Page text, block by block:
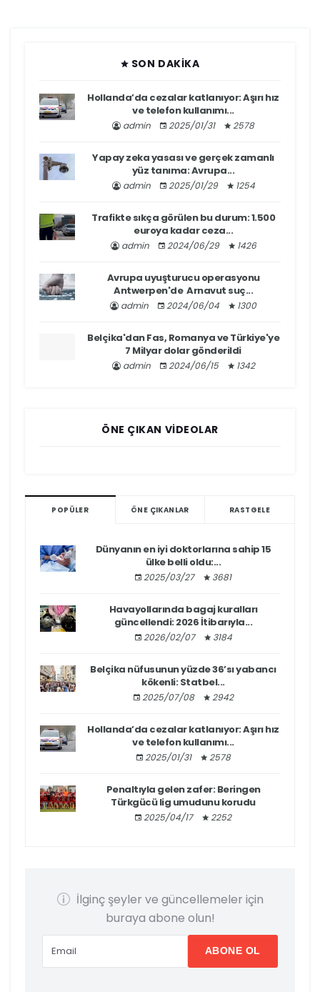
SON DAKIKA
Hollanda’da cezalar katlanıyor: Aşırı hız
ve telefon kullanımı...
admin 2025/01/31 2578
Yapay zeka yasası ve gerçek zamanlı
yüz tanıma: Avrupa...
admin 2025/01/29 1254
Trafikte sıkça görülen bu durum: 1.500
euroya kadar ceza...
admin 2024/06/29 1426
Avrupa uyuşturucu operasyonu
Antwerpen'de Arnavut suç...
admin 2024/06/04 1300
Belçika'dan Fas, Romanya ve Türkiye'ye
7 Milyar dolar gönderildi
admin 2024/06/15 1342
ÖNE ÇIKAN VIDEOLAR
POPÜLER ÖNE ÇIKANLAR RASTGELE
Dünyanın en iyi doktorlarına sahip 15
ülke belli oldu:...
2025/03/27 3681
Havayollarında bagaj kuralları
güncellendi: 2026 İtibarıyla...
2026/02/07 3184
Belçika nüfusunun yüzde 36’sı yabancı
kökenli: Statbel...
2025/07/08 2942
Hollanda’da cezalar katlanıyor: Aşırı hız
ve telefon kullanımı...
2025/01/31 2578
Penaltıyla gelen zafer: Beringen
Türkgücü lig umudunu korudu
2025/04/17 2252
İlginç şeyler ve güncellemeler için
buraya abone olun!